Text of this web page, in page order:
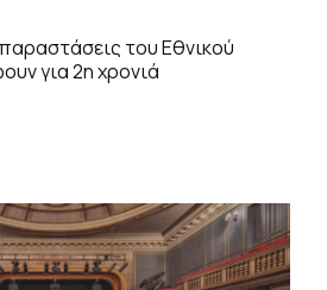
του Εθνικού
για 2η χρονιά